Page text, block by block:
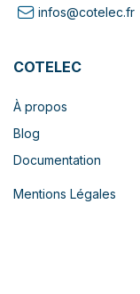
infos@cotelec.fr
COTELEC
À propos
Blog
Documentation
Mentions Légales